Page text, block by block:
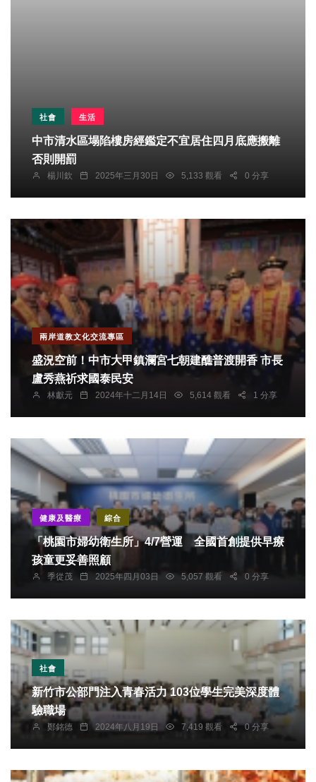
社會 生活
中市清水區塌陷樓房經鑑定不宜居住四月底應搬離
否則開罰
楊川欽 2025年三月30日 5,133 觀看 0 分享
兩岸道教文化交流專區
盛況空前！中市大甲鎮瀾宮七朝建醮普渡開香 市長
盧秀燕祈求國泰民安
林獻元 2024年十二月14日 5,614 觀看 1 分享
健康及醫療 綜合
「桃園市婦幼衛生所」4/7營運 全國首創提供早療
孩童更妥善照顧
季從茂 2025年四月03日 5,057 觀看 0 分享
社會
新竹市公部門注入青春活力 103位學生完美深度體
驗職場
鄭銘德 2024年八月19日 7,419 觀看 0 分享